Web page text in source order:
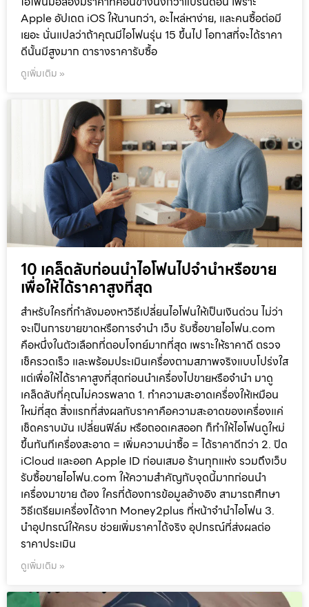
Apple อัปเดต iOS ให้นานกว่า, อะไหล่หาง่าย, และคนซื้อต่อมี
เยอะ นั่นแปลว่าถ้าคุณมีไอโฟนรุ่น 15 ขึ้นไป โอกาสที่จะได้ราคา
ดีนั้นมีสูงมาก ตารางราคารับซื้อ
ดูเพิ่มเติม »
10 เคล็ดลับก่อนนำไอโฟนไปจำนำหรือขาย
เพื่อให้ได้ราคาสูงที่สุด
สำหรับใครที่กำลังมองหาวิธีเปลี่ยนไอโฟนให้เป็นเงินด่วน ไม่ว่า
จะเป็นการขายขาดหรือการจำนำ เว็บ รับซื้อขายไอโฟน.com
คือหนึ่งในตัวเลือกที่ตอบโจทย์มากที่สุด เพราะให้ราคาดี ตรวจ
เช็ครวดเร็ว และพร้อมประเมินเครื่องตามสภาพจริงแบบโปร่งใส
แต่เพื่อให้ได้ราคาสูงที่สุดก่อนนำเครื่องไปขายหรือจำนำ มาดู
เคล็ดลับที่คุณไม่ควรพลาด 1. ทำความสะอาดเครื่องให้เหมือน
ใหม่ที่สุด สิ่งแรกที่ส่งผลกับราคาคือความสะอาดของเครื่องแค่
เช็ดคราบมัน เปลี่ยนฟิล์ม หรือถอดเคสออก ก็ทำให้ไอโฟนดูใหม่
ขึ้นทันทีเครื่องสะอาด = เพิ่มความน่าซื้อ = ได้ราคาดีกว่า 2. ปิด
iCloud และออก Apple ID ก่อนเสมอ ร้านทุกแห่ง รวมถึงเว็บ
รับซื้อขายไอโฟน.com ให้ความสำคัญกับจุดนี้มากก่อนนำ
เครื่องมาขาย ต้อง ใครที่ต้องการข้อมูลอ้างอิง สามารถศึกษา
วิธีเตรียมเครื่องได้จาก Money2plus ที่หน้าจำนำไอโฟน 3.
นำอุปกรณ์ให้ครบ ช่วยเพิ่มราคาได้จริง อุปกรณ์ที่ส่งผลต่อ
ราคาประเมิน
ดูเพิ่มเติม »